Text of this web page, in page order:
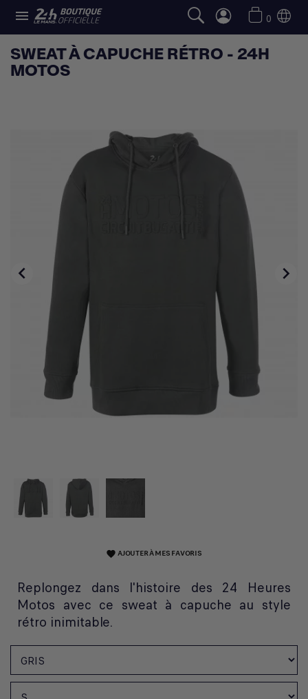
 0
SWEAT À CAPUCHE RÉTRO - 24H
MOTOS
 
favorite AJOUTER À MES FAVORIS
Replongez dans l'histoire des 24 Heures
Motos avec ce sweat à capuche au style
rétro inimitable.